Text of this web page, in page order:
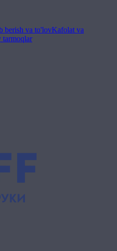
berish va to'lovKafolat va